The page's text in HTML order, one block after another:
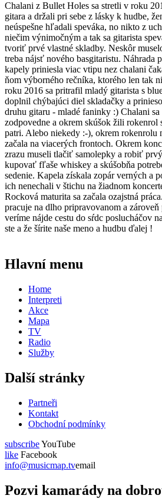
Chalani z Bullet Holes sa stretli v roku
gitara a držali pri sebe z lásky k hudbe,
neúspešne hľadali speváka, no nikto z
niečim výnimočným a tak sa gitarista
tvoriť prvé vlastné skladby. Neskôr
treba nájsť nového basgitaristu. Náhrada
kapely priniesla viac vtipu nez chalani
ňom výborného rečníka, ktorého len tak
roku 2016 sa pritrafil mladý gitarista s
doplnil chýbajúci diel skladačky a
druhu gitaru - mladé faninky :) Chalani
zodpovedne a okrem skúšok žili rokenrol
patri. Alebo niekedy :-), okrem rokenrolu
začala na viacerých frontoch. Okrem
zrazu museli tlačiť samolepky a robiť
kupovať fľaše whiskey a skúšobňa
sedenie. Kapela získala zopár verných a
ich nenechali v štichu na žiadnom
Rocková maturita sa začala ozajstná
pracuje na dlho pripravovanom a
veríme nájde cestu do sŕdc poslucháčov
ste a že šírite naše meno a hudbu ďalej !
Hlavní menu
Home
Interpreti
Akce
Mapa
TV
Radio
Služby
Další stránky
Partneři
Kontakt
Obchodní podmínky
subscribeYouTube
like Facebook
info@musicmap.tvemail
Pozvi kamarády na